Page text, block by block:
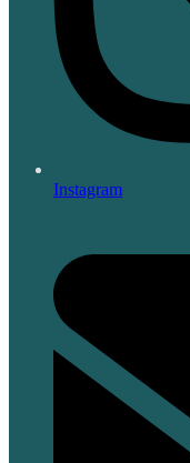
Instagram